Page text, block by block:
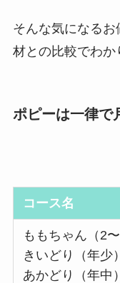
そんな気になる
材との比較でわか
ポピーは一律で
コース名
ももちゃん（2〜
きいどり（年少）
あかどり（年中）